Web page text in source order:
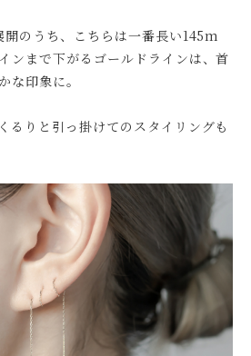
のうち、こちらは一番長い145m
ンまで下がるゴールドラインは、首
な印象に。
るりと引っ掛けてのスタイリングも